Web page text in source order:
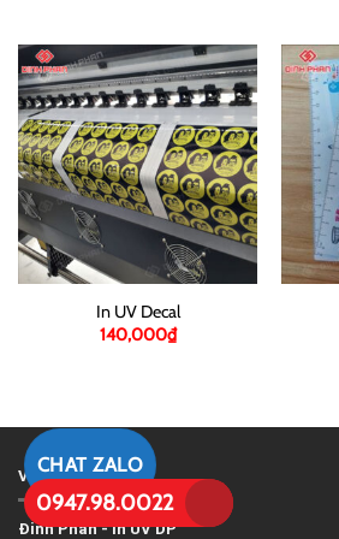
CHAT ZALO
0947.98.0022
In UV Decal
140,000₫
VỀ CHÚNG TÔI
Đinh Phan-In UV DP